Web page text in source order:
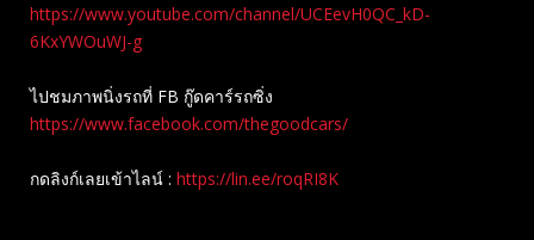
https://www.youtube.com/channel/UCEevH0QC_kD-
6KxYWOuWJ-g
ไปชมภาพนิ่งรถที่ FB กู๊ดคาร์รถซิ่ง
https://www.facebook.com/thegoodcars/
กดลิงก์เลยเข้าไลน์ : https://lin.ee/roqRI8K